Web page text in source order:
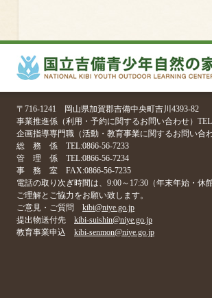
〒716-1241 岡山県加賀郡吉備中央町吉川4393-82
事業推進係（利用・予約に関するお問い合わせ）
企画指導専門職（活動・教育事業に関するお問い合
総 務 係 TEL:0866-56-7233
管 理 係 TEL:0866-56-7234
事 務 室 FAX:0866-56-7235
電話の取り次ぎ時間は、9:00～17:30（年末年始・休
ご理解とご協力をお願い致します。
ご意見・ご質問 kibi@niye.go.jp
提出物送付先 kibi-suishin@niye.go.jp
教育事業申込 kibi-senmon@niye.go.jp